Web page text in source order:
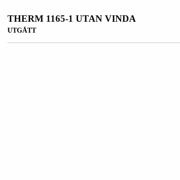
THERM 1165-1 UTAN VINDA
UTGÅTT